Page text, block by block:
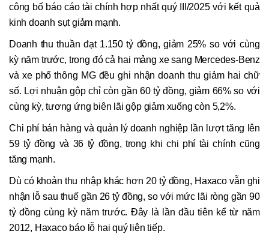
công bố báo cáo tài chính hợp nhất quý III/2025 với kết quả
kinh doanh sụt giảm mạnh.
Doanh thu thuần đạt 1.150 tỷ đồng, giảm 25% so với cùng
kỳ năm trước, trong đó cả hai mảng xe sang Mercedes-Benz
và xe phổ thông MG đều ghi nhận doanh thu giảm hai chữ
số. Lợi nhuận gộp chỉ còn gần 60 tỷ đồng, giảm 66% so với
cùng kỳ, tương ứng biên lãi gộp giảm xuống còn 5,2%.
Chi phí bán hàng và quản lý doanh nghiệp lần lượt tăng lên
59 tỷ đồng và 36 tỷ đồng, trong khi chi phí tài chính cũng
tăng mạnh.
Dù có khoản thu nhập khác hơn 20 tỷ đồng, Haxaco vẫn ghi
nhận lỗ sau thuế gần 26 tỷ đồng, so với mức lãi ròng gần 90
tỷ đồng cùng kỳ năm trước. Đây là lần đầu tiên kể từ năm
2012, Haxaco báo lỗ hai quý liên tiếp.